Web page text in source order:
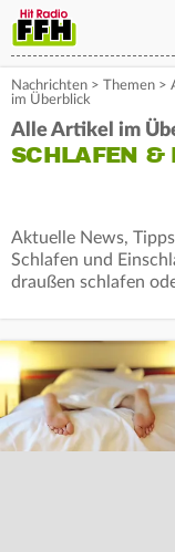
Nachrichten > Themen >
im Überblick
Alle Artikel im
SCHLAFEN &
Aktuelle News,
Schlafen und
draußen schlafen